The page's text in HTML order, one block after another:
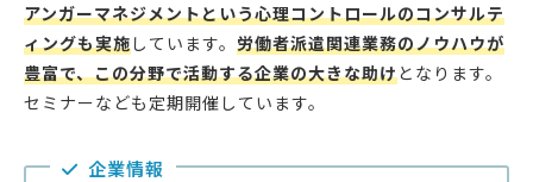
アンガーマネジメントという心理コントロールのコンサルテ
ィングも実施しています。 労働者派遣関連業務のノウハウが
豊富で、この分野で活動する企業の大きな助けとなります。
セミナーなども定期開催しています。
企業情報